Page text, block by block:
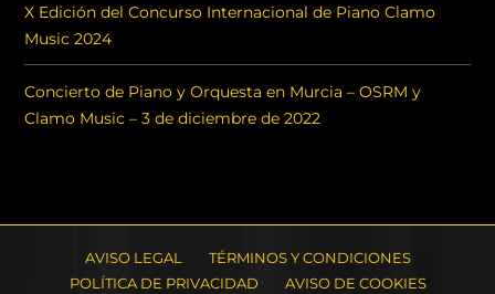
X Edición del Concurso Internacional de Piano Clamo
Music 2024
Concierto de Piano y Orquesta en Murcia – OSRM y
Clamo Music – 3 de diciembre de 2022
AVISO LEGAL
TÉRMINOS Y CONDICIONES
POLÍTICA DE PRIVACIDAD
AVISO DE COOKIES